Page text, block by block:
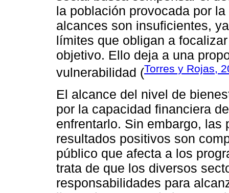
la población provocada por
alcances son insuficientes,
límites que obligan a
objetivo. Ello deja a una
vulnerabilidad (Torres y Rojas,
El alcance del nivel de
por la capacidad financiera
enfrentarlo. Sin embargo,
resultados positivos son
público que afecta a los
trata de que los diversos
responsabilidades para